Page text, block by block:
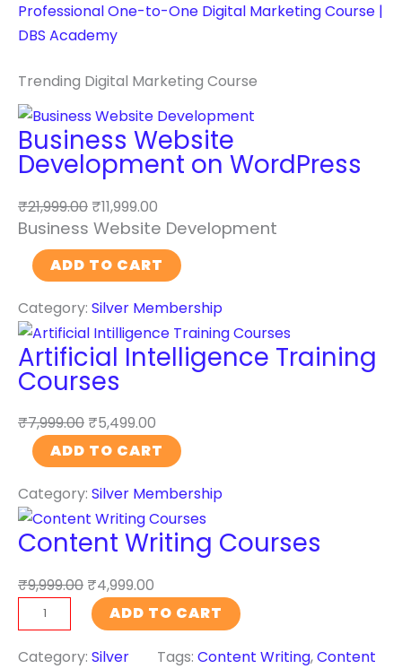
Professional One-to-One Digital Marketing Course |
DBS Academy
Trending Digital Marketing Course
Business Website
Development on WordPress
₹21,999.00 ₹11,999.00
Business Website Development
s
i
n
e
s
b
s
i
t
e
e
ADD TO CART
Category: Silver Membership
Artificial Intelligence Training
Courses
₹7,999.00 ₹5,499.00
t
i
f
c
l
ADD TO CART
Category: Silver Membership
Content Writing Courses
₹9,999.00 ₹4,999.00
o
n
ADD TO CART
Category: Silver Tags:Content Writing, Content